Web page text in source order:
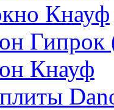
Кнауф
Гипрок
Кнауф